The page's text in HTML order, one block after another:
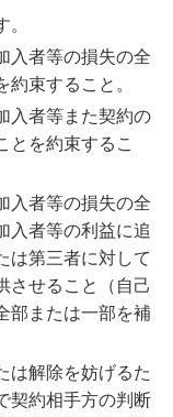
入者等の損失の全
束すること。
入者等また契約の
とを約束するこ
入者等の損失の全
入者等の利益に追
は第三者に対して
させること（自己
部または一部を補
は解除を妨げるた
契約相手方の判断